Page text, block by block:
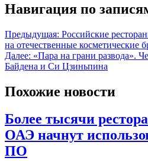
Навигация по
Предыдущая: Российские
на отечественные косметические
Далее: «Пара на грани развода».
Байдена и Си Цзиньпина
Похожие новости
Более тысячи
ОАЭ начнут
ПО